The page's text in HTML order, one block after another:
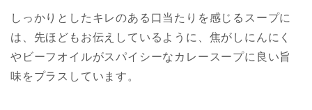
しっかりとしたキレのある口当たりを感じるスープに
は、先ほどもお伝えしているように、焦がしにんにく
やビーフオイルがスパイシーなカレースープに良い旨
味をプラスしています。